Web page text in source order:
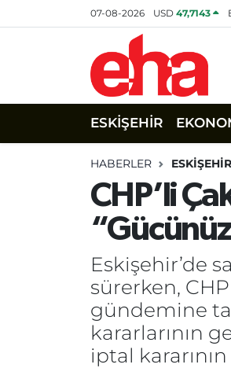
07-08-2026 USD47,7143
ESKİŞEHİR
HABERLER ESKİŞEHİR
CHP’li
Eskişehir’de
sürerken,
gündemine
kararlarının
iptal